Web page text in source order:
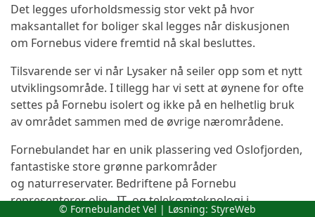
Det legges uforholdsmessig stor vekt på hvor
maksantallet for boliger skal legges når diskusjonen
om Fornebus videre fremtid nå skal besluttes.
Tilsvarende ser vi når Lysaker nå seiler opp som et nytt
utviklingsområde. I tillegg har vi sett at øynene for ofte
settes på Fornebu isolert og ikke på en helhetlig bruk
av området sammen med de øvrige nærområdene.
Fornebulandet har en unik plassering ved Oslofjorden,
fantastiske store grønne parkområder
og naturreservater. Bedriftene på Fornebu
representerer olje-, IT- og telekomteknologi i
© Fornebulandet Vel | Løsning: StyreWeb